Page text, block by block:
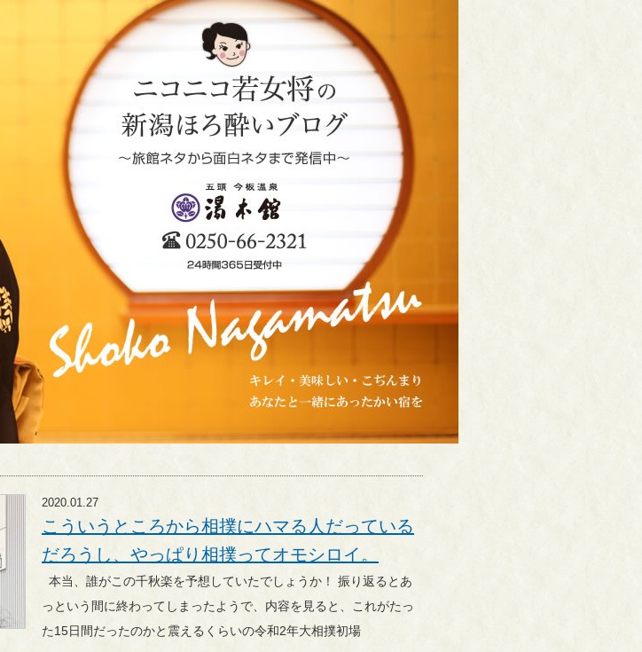
2020.01.27
こういうところから相撲にハマる人だっている
だろうし、やっぱり相撲ってオモシロイ。
っという間に終わってしまったようで、内容を見ると、これがたっ
た15日間だったのかと震えるくらいの令和2年大相撲初場